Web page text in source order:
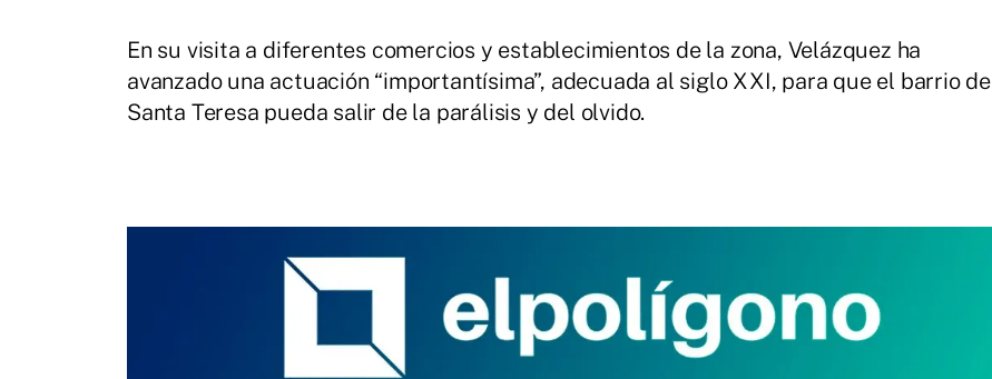
En su visita a diferentes comercios y establecimientos de la zona, Velázquez ha
avanzado una actuación “importantísima”, adecuada al siglo XXI, para que el barrio de
Santa Teresa pueda salir de la parálisis y del olvido.